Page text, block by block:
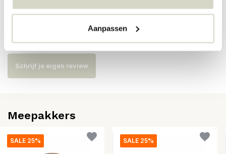
Aanpassen
Reviews
Er zijn nog geen reviews geschreven over dit product..
Schrijf je eigen review
Meepakkers
SALE 25% SALE 25%